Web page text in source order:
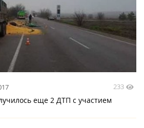
233
еще 2 ДТП с участием